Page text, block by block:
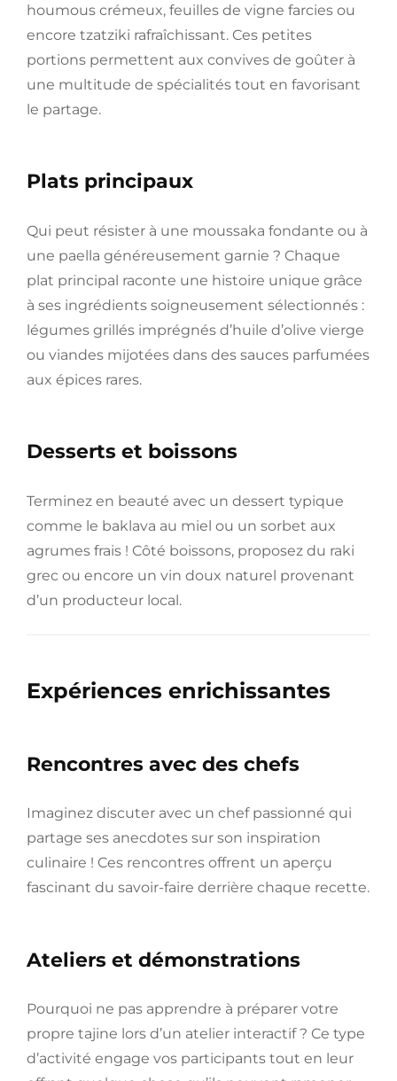
houmous crémeux, feuilles de vigne farcies ou
encore tzatziki rafraîchissant. Ces petites
portions permettent aux convives de goûter à
une multitude de spécialités tout en favorisant
le partage.
Plats principaux
Qui peut résister à une moussaka fondante ou à
une paella généreusement garnie ? Chaque
plat principal raconte une histoire unique grâce
à ses ingrédients soigneusement sélectionnés :
légumes grillés imprégnés d’huile d’olive vierge
ou viandes mijotées dans des sauces parfumées
aux épices rares.
Desserts et boissons
Terminez en beauté avec un dessert typique
comme le baklava au miel ou un sorbet aux
agrumes frais ! Côté boissons, proposez du raki
grec ou encore un vin doux naturel provenant
d’un producteur local.
Expériences enrichissantes
Rencontres avec des chefs
Imaginez discuter avec un chef passionné qui
partage ses anecdotes sur son inspiration
culinaire ! Ces rencontres offrent un aperçu
fascinant du savoir-faire derrière chaque recette.
Ateliers et démonstrations
Pourquoi ne pas apprendre à préparer votre
propre tajine lors d’un atelier interactif ? Ce type
d’activité engage vos participants tout en leur